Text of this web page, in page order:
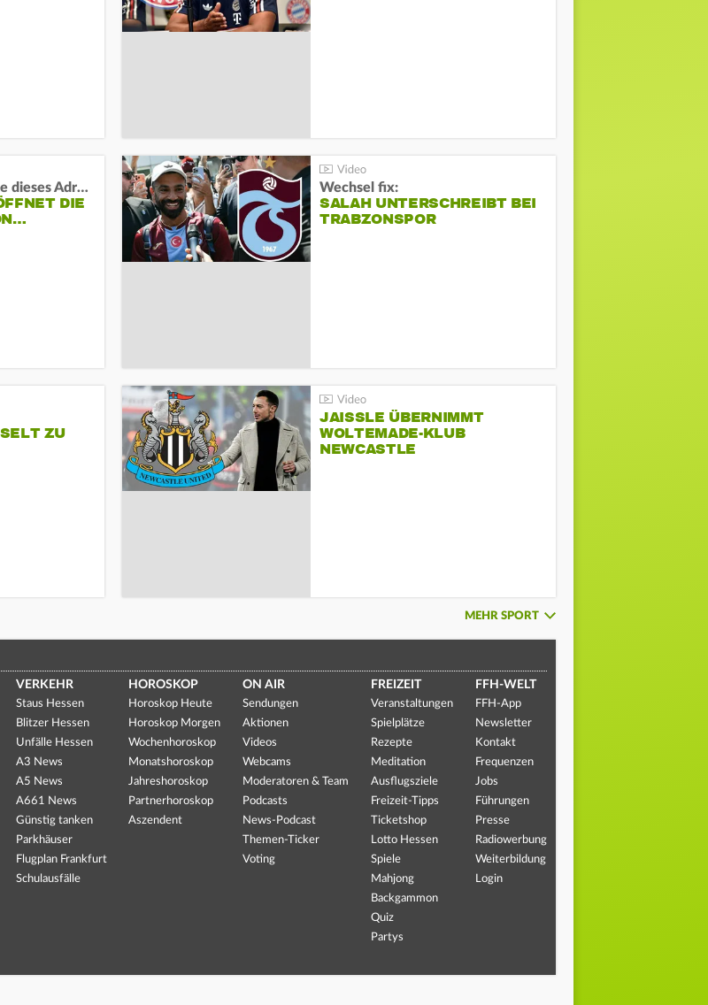
Uwe Rösler: "Brauche dieses Adrenalin"
DIE
Wechsel fix:
SALAH UNTERSCHREIBT BEI
TRABZONSPOR
ZU
JAISSLE ÜBERNIMMT
WOLTEMADE-KLUB
NEWCASTLE
MEHR SPORT
VERKEHR
Staus Hessen
Blitzer Hessen
Unfälle Hessen
A3 News
A5 News
A661 News
Günstig tanken
Parkhäuser
Flugplan Frankfurt
Schulausfälle
HOROSKOP
Horoskop Heute
Horoskop Morgen
Wochenhoroskop
Monatshoroskop
Jahreshoroskop
Partnerhoroskop
Aszendent
ON AIR
Sendungen
Aktionen
Videos
Webcams
Moderatoren & Team
Podcasts
News-Podcast
Themen-Ticker
Voting
FREIZEIT
Veranstaltungen
Spielplätze
Rezepte
Meditation
Ausflugsziele
Freizeit-Tipps
Ticketshop
Lotto Hessen
Spiele
Mahjong
Backgammon
Quiz
Partys
FFH-WELT
FFH-App
Newsletter
Kontakt
Frequenzen
Jobs
Führungen
Presse
Radiowerbung
Weiterbildung
Login